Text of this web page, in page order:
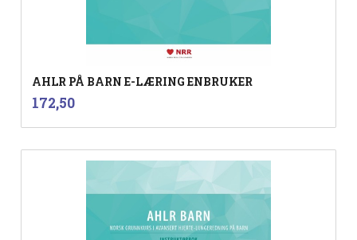
AHLR PÅ BARN E-LÆRING ENBRUKER
Pris
172,50